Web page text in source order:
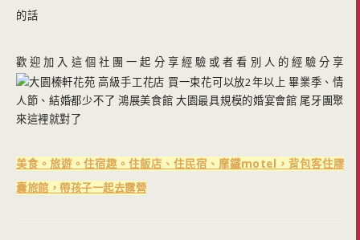
的話
歡迎加入這個社團一起分享經驗或者看別人的經驗分享
美食。旅遊。住宿趣。住飯店、住民宿、摩鐵motel，背包客住膠
囊旅館，帶孩子一起去露營